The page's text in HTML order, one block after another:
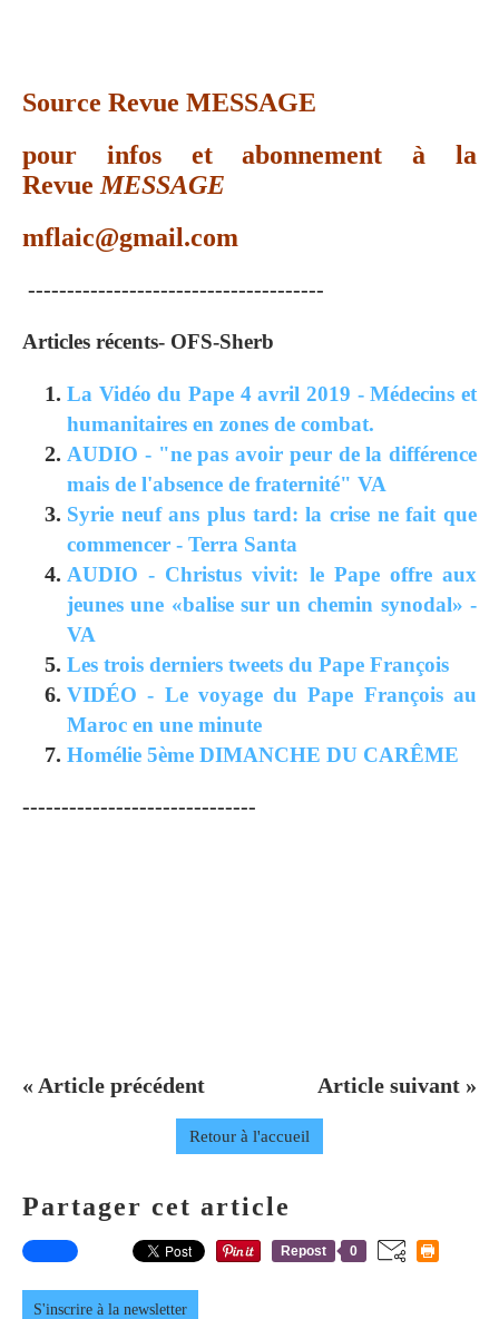
Source Revue MESSAGE
pour infos et abonnement à la
Revue MESSAGE
mflaic@gmail.com
--------------------------------------
Articles récents- OFS-Sherb
La Vidéo du Pape 4 avril 2019 - Médecins et
humanitaires en zones de combat.
AUDIO - "ne pas avoir peur de la différence
mais de l'absence de fraternité" VA
Syrie neuf ans plus tard: la crise ne fait que
commencer - Terra Santa
AUDIO - Christus vivit: le Pape offre aux
jeunes une «balise sur un chemin synodal» -
VA
Les trois derniers tweets du Pape François
VIDÉO - Le voyage du Pape François au
Maroc en une minute
Homélie 5ème DIMANCHE DU CARÊME
------------------------------
« Article précédent Article suivant »
Retour à l'accueil
Partager cet article
Repost 0
S'inscrire à la newsletter